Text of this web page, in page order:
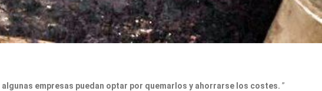
algunas empresas puedan optar por quemarlos y ahorrarse los costes. ”